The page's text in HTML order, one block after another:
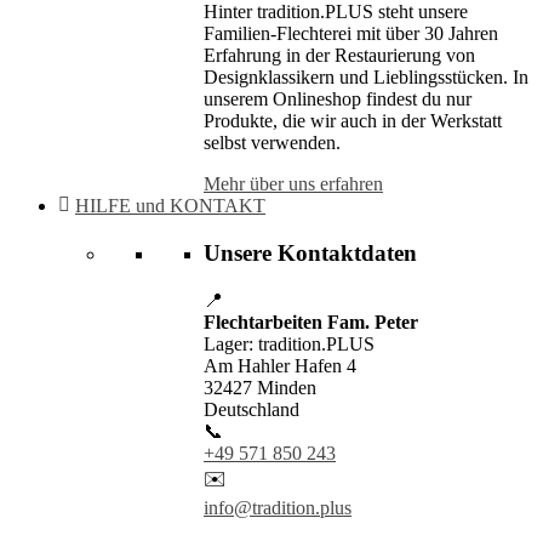
Hinter tradition.PLUS steht unsere
Familien-Flechterei mit über 30 Jahren
Erfahrung in der Restaurierung von
Designklassikern und Lieblingsstücken. In
unserem Onlineshop findest du nur
Produkte, die wir auch in der Werkstatt
selbst verwenden.
Mehr über uns erfahren
HILFE und KONTAKT
Unsere Kontaktdaten
📍
Flechtarbeiten Fam. Peter
Lager: tradition.PLUS
Am Hahler Hafen 4
32427 Minden
Deutschland
📞
+49 571 850 243
✉️
info@tradition.plus